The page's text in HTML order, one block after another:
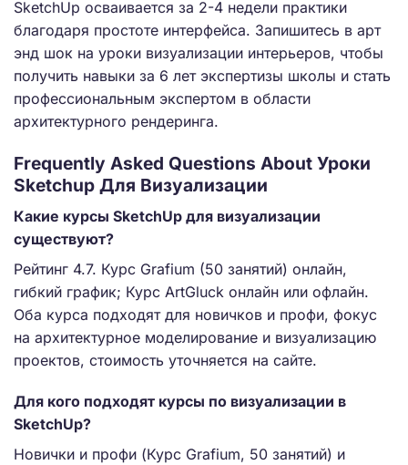
SketchUp осваивается за 2-4 недели практики
благодаря простоте интерфейса. Запишитесь в арт
энд шок на уроки визуализации интерьеров, чтобы
получить навыки за 6 лет экспертизы школы и стать
профессиональным экспертом в области
архитектурного рендеринга.
Frequently Asked Questions About Уроки
Sketchup Для Визуализации
Какие курсы SketchUp для визуализации
существуют?
Рейтинг 4.7. Курс Grafium (50 занятий) онлайн,
гибкий график; Курс ArtGluck онлайн или офлайн.
Оба курса подходят для новичков и профи, фокус
на архитектурное моделирование и визуализацию
проектов, стоимость уточняется на сайте.
Для кого подходят курсы по визуализации в
SketchUp?
Новички и профи (Курс Grafium, 50 занятий) и